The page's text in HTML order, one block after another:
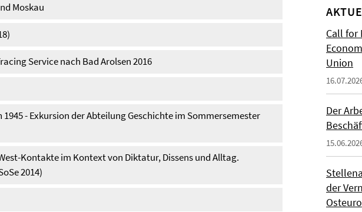
Moskau
Service nach Bad Arolsen 2016
- Exkursion der Abteilung Geschichte im Sommersemester
Kontakte im Kontext von Diktatur, Dissens und Alltag.
2014)
Call for
Union
Der
der